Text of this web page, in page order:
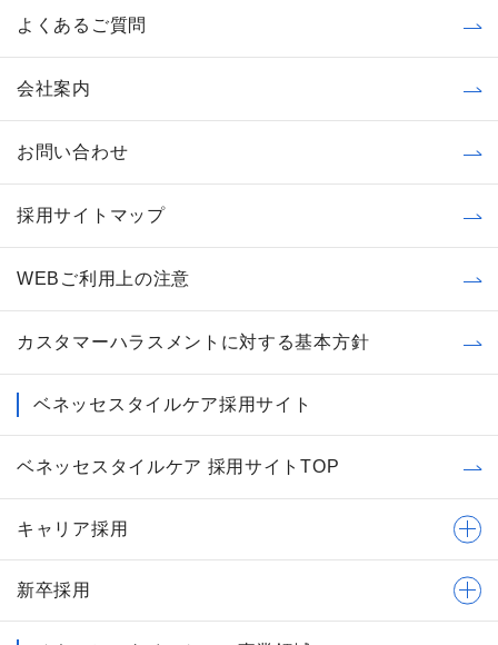
よくあるご質問
会社案内
お問い合わせ
採用サイトマップ
WEBご利用上の注意
カスタマーハラスメントに対する基本方針
ベネッセスタイルケア採用サイト
ベネッセスタイルケア 採用サイトTOP
キャリア採用
新卒採用